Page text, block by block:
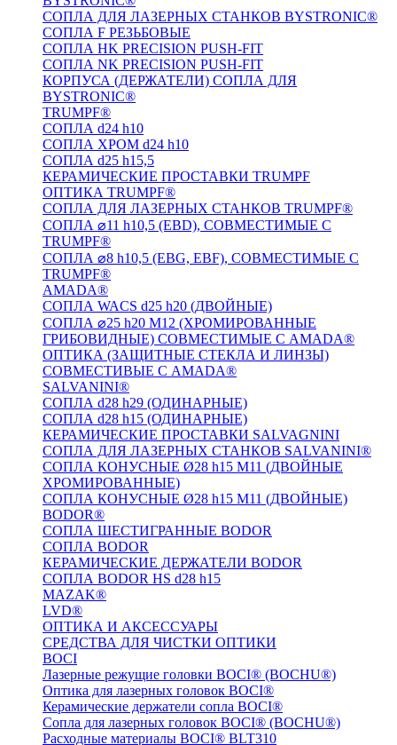
СОПЛА ДЛЯ ЛАЗЕРНЫХ СТАНКОВ BYSTRONIC®
СОПЛА F РЕЗЬБОВЫЕ
СОПЛА HK PRECISION PUSH-FIT
СОПЛА NK PRECISION PUSH-FIT
КОРПУСА (ДЕРЖАТЕЛИ) СОПЛА ДЛЯ
BYSTRONIC®
TRUMPF®
СОПЛА d24 h10
СОПЛА ХРОМ d24 h10
СОПЛА d25 h15,5
КЕРАМИЧЕСКИЕ ПРОСТАВКИ TRUMPF
ОПТИКА TRUMPF®
СОПЛА ДЛЯ ЛАЗЕРНЫХ СТАНКОВ TRUMPF®
СОПЛА ⌀11 h10,5 (EBD), СОВМЕСТИМЫЕ С
TRUMPF®
СОПЛА ⌀8 h10,5 (EBG, EBF), СОВМЕСТИМЫЕ С
TRUMPF®
AMADA®
СОПЛА WACS d25 h20 (ДВОЙНЫЕ)
СОПЛА ⌀25 h20 M12 (ХРОМИРОВАННЫЕ
ГРИБОВИДНЫЕ) СОВМЕСТИМЫЕ С AMADA®
ОПТИКА (ЗАЩИТНЫЕ СТЕКЛА И ЛИНЗЫ)
СОВМЕСТИВЫЕ С AMADA®
SALVANINI®
СОПЛА d28 h29 (ОДИНАРНЫЕ)
СОПЛА d28 h15 (ОДИНАРНЫЕ)
КЕРАМИЧЕСКИЕ ПРОСТАВКИ SALVAGNINI
СОПЛА ДЛЯ ЛАЗЕРНЫХ СТАНКОВ SALVANINI®
СОПЛА КОНУСНЫЕ Ø28 h15 M11 (ДВОЙНЫЕ
ХРОМИРОВАННЫЕ)
СОПЛА КОНУСНЫЕ Ø28 h15 M11 (ДВОЙНЫЕ)
BODOR®
СОПЛА ШЕСТИГРАННЫЕ BODOR
СОПЛА BODOR
КЕРАМИЧЕСКИЕ ДЕРЖАТЕЛИ BODOR
СОПЛА BODOR HS d28 h15
MAZAK®
LVD®
ОПТИКА И АКСЕССУАРЫ
СРЕДСТВА ДЛЯ ЧИСТКИ ОПТИКИ
BOCI
Лазерные режущие головки BOCI® (BOCHU®)
Оптика для лазерных головок BOCI®
Керамические держатели сопла BOCI®
Сопла для лазерных головок BOCI® (BOCHU®)
Расходные материалы BOCI® BLT310